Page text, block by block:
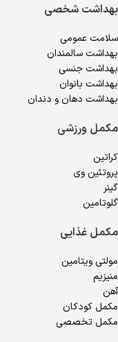
بهداشت شخصی
سلامت عمومی
بهداشت سالمندان
بهداشت جنسی
بهداشت بانوان
بهداشت دهان و دندان
مکمل ورزشی
کراتین
پروتئین وی
گینر
گلوتامین
مکمل غذایی
مولتی ویتامین
منیزیم
آهن
مکمل کودکان
مکمل تخصصی